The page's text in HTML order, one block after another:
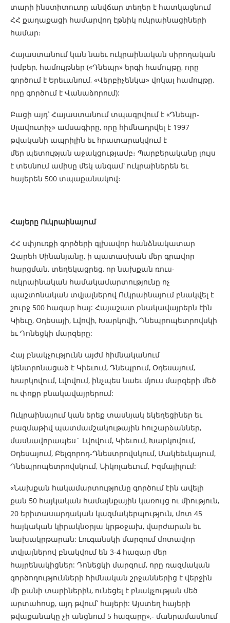
տարի ինստիտուտը անվճար տեղեր է հատկացնում
ՀՀ քաղաքացի համարվող էթնիկ ուկրաինացիների
համար։
Հայաստանում կան նաեւ ուկրաինական սիրողական
խմբեր, համույթներ («Դնեպր» երգի համույթը, որը
գործում է Երեւանում, «Վերբիչենկա» վոկալ համույթը,
որը գործում է Վանաձորում):
Բացի այդ՝ Հայաստանում տպագրվում է «Դնեպր-
Սլավուտիչ» ամսագիրը, որը հիմնադրվել է 1997
թվականի ապրիլին եւ հրատարակվում է
մեր պետության աջակցությամբ։ Պարբերականը լույս
է տեսնում ամիսը մեկ անգամ՝ ուկրաիներեն եւ
հայերեն 500 տպաքանակով։
Հայերը Ուկրաինայում
ՀՀ սփյուռքի գործերի գլխավոր հանձնակատար
Զարեհ Սինանյանը, ի պատասխան մեր գրավոր
հարցման, տեղեկացրեց, որ նախքան ռուս-
ուկրաինական համակամարտությունը ոչ
պաշտոնական տվյալներով Ուկրաինայում բնակվել է
շուրջ 500 հազար հայ: Հայաշատ բնակավայրերն էին
Կիեւը, Օդեսայի, Լվովի, Խարկովի, Դնեպրոպետրովսկի
եւ Դոնեցկի մարզերը:
Հայ բնակչությունն այժմ հիմնականում
կենտրոնացած է Կիեւում, Դնեպրում, Օդեսայում,
Խարկովում, Լվովում, ինչպես նաեւ մյուս մարզերի մեծ
ու փոքր բնակավայրերում:
Ուկրաինայում կան երեք տասնյակ եկեղեցիներ եւ
բազմաթիվ պատմամշակութային հուշարձաններ,
մասնավորապես` Լվովում, Կիեւում, Խարկովում,
Օդեսայում, Բելգորոդ-Դնեստրովսկում, Մակեեւկայում,
Դնեպրոպետրովսկում, Նիկոլաեւում, Իզմայիլում:
«Նախքան հակամարտությունը գործում էին ավելի
քան 50 հայկական համայնքային կառույց ու միություն,
20 երիտասարդական կազմակերպություն, մոտ 45
հայկական կիրակնօրյա կրթօջախ, վարժարան եւ
նախակրթարան: Լուգանսկի մարզում մոտավոր
տվյալներով բնակվում են 3-4 հազար մեր
հայրենակիցներ: Դոնեցկի մարզում, որը ռազմական
գործողությունների հիմնական շրջաններից է վերջին
մի քանի տարիներին, ունեցել է բնակչության մեծ
արտահոսք, այդ թվում՝ հայերի: Այստեղ հայերի
թվաքանակը չի անցնում 5 հազարը»,- մանրամասնում